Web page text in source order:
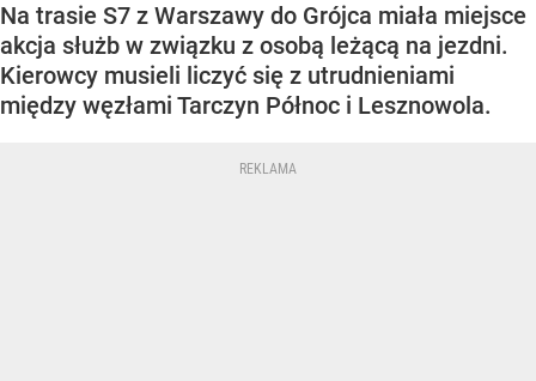
Na trasie S7 z Warszawy do Grójca miała miejsce
akcja służb w związku z osobą leżącą na jezdni.
Kierowcy musieli liczyć się z utrudnieniami
między węzłami Tarczyn Północ i Lesznowola.